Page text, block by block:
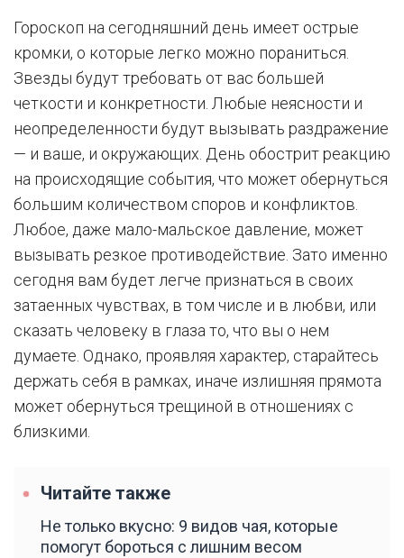
Гороскоп на сегодняшний день имеет острые
кромки, о которые легко можно пораниться.
Звезды будут требовать от вас большей
четкости и конкретности. Любые неясности и
неопределенности будут вызывать раздражение
— и ваше, и окружающих. День обострит реакцию
на происходящие события, что может обернуться
большим количеством споров и конфликтов.
Любое, даже мало-мальское давление, может
вызывать резкое противодействие. Зато именно
сегодня вам будет легче признаться в своих
затаенных чувствах, в том числе и в любви, или
сказать человеку в глаза то, что вы о нем
думаете. Однако, проявляя характер, старайтесь
держать себя в рамках, иначе излишняя прямота
может обернуться трещиной в отношениях с
близкими.
Читайте также
Не только вкусно: 9 видов чая, которые
помогут бороться с лишним весом